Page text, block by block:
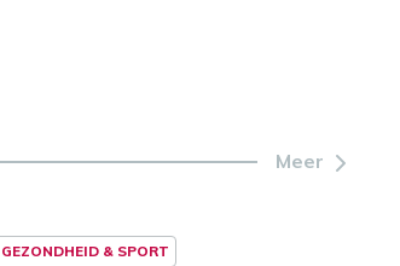
Meer
GEZONDHEID & SPORT